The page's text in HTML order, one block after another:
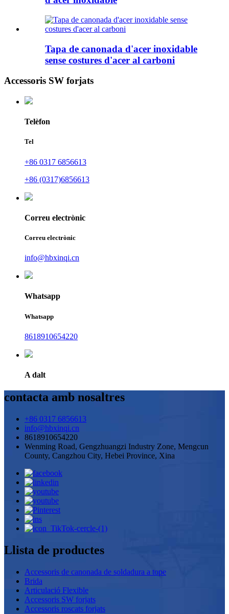
Tapa de canonada d'acer inoxidable
sense costures d'acer al carboni
Accessoris SW forjats
Telèfon
Tel
+86 0317 6856613
+86 (0317)6856613
Correu electrònic
Correu electrònic
info@hbxinqi.cn
Whatsapp
Whatsapp
8618910654220
A dalt
contacta amb nosaltres
+86 0317 6856613
info@hbxinqi.cn
8618910654220
Wenming Road, Gengzhuangzi Industry Zone, Mengcun
County, Cangzhou City, Hebei Province, Xina
Llista de productes
Accessoris de canonada de soldadura a tope
Brida
Articulació Flexible
Accessoris SW forjats
Accessoris roscats forjats